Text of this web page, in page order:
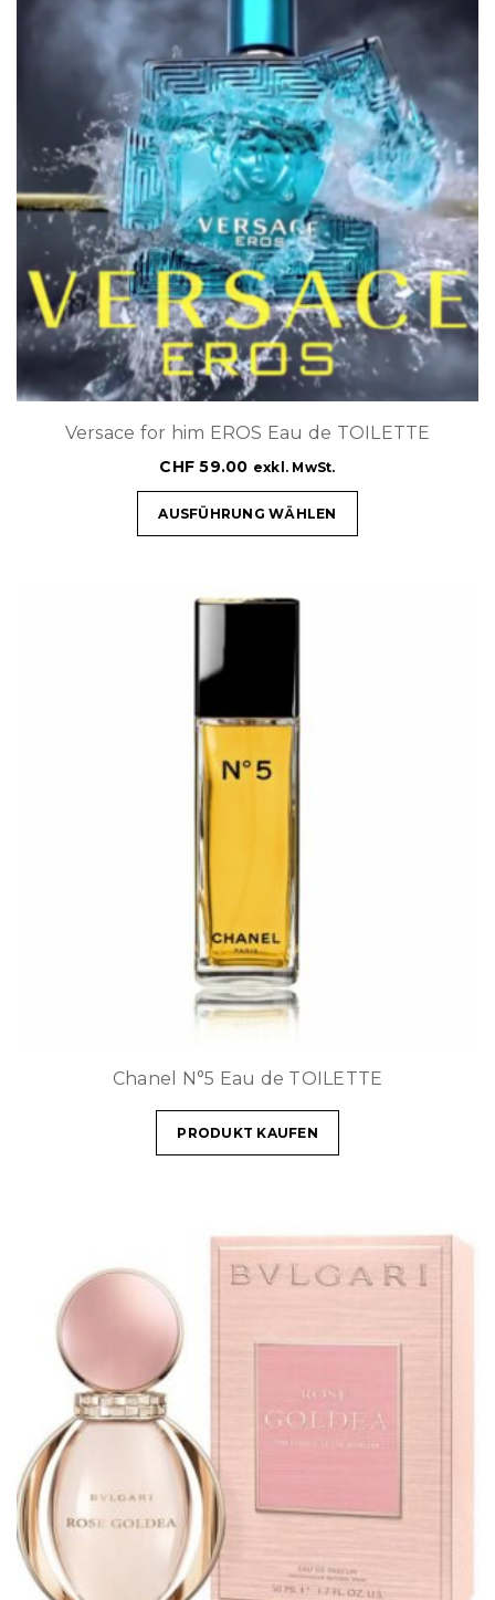
Versace for him EROS Eau de TOILETTE
CHF 59.00 exkl. MwSt.
AUSFÜHRUNG WÄHLEN
Chanel N°5 Eau de TOILETTE
PRODUKT KAUFEN